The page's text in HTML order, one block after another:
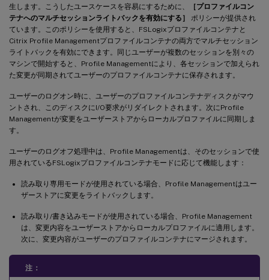
生します。こうしたユースケースを容易にするために、
［プロファイルコン
テナへのマルチセッションライトバックを有効にする］
ポリシーが提供され
ています。このポリシーを使用すると、FSLogixプロファイルコンテナと
Citrix Profile Managementプロファイルコンテナの両方でマルチセッション
ライトバックを有効にできます。同じユーザーが複数のセッションを別々の
マシンで開始すると、Profile Managementにより、各セッションで加えられ
た変更が同期されてユーザーのプロファイルコンテナに保存されます。
ユーザーのログオン時に、ユーザーのプロファイルコンテナディスクがマウ
ントされ、このディスクにI/O要求がリダイレクトされます。次にProfile
Managementが変更をユーザーストアからローカルプロファイルに同期しま
す。
ユーザーのログオフ処理中は、Profile Managementは、そのセッションで使
用されているFSLogixプロファイルコンテナモードに応じて機能します：
読み取り専用モードが使用されている場合、Profile Managementはユー
ザーストアに変更をライトバックします。
読み取り/書き込みモードが使用されている場合、Profile Management
は、変更内容をユーザーストアからローカルプロファイルに適用します。
次に、変更内容がユーザーのプロファイルコンテナにマージされます。
注：